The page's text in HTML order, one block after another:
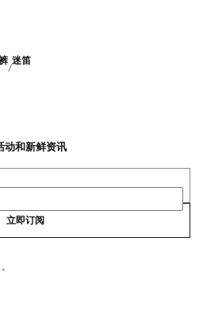
迷笛
动和新鲜资讯
立即订阅